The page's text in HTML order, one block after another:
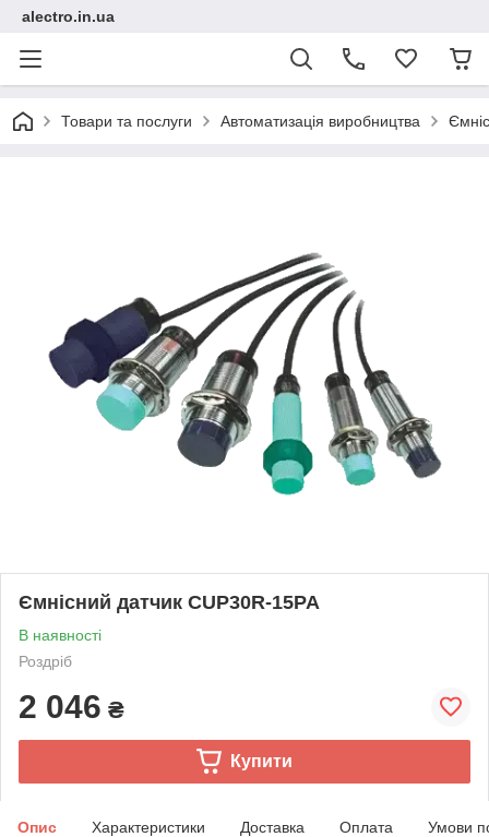
alectro.in.ua
Товари та послуги Автоматизація виробництва
Ємнісний датчик CUP30R-15PA
В наявності
Роздріб
2 046 ₴
Купити
Опис Характеристики Доставка Оплата Умови